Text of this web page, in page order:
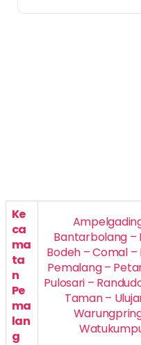
Ke
ca
ma
ta
n
Pe
ma
lan
g
Bantarbolang –
Bodeh – Comal –
Pemalang –
Pulosari –
Taman –